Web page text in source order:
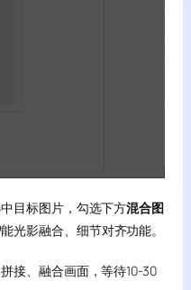
目标图片，勾选下方混合图
光影融合、细节对齐功能。
接、融合画面，等待10-30